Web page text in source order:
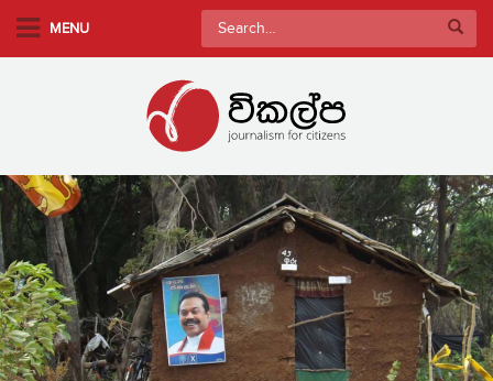
m
a
i
n
c
o
n
t
MENU
Search
for: